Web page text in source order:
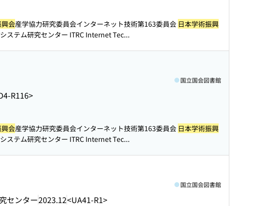
会産学協力研究委員会インターネット技術第163委員会 日本学術振興
ステム研究センター ITRC Internet Tec...
R116>
国立国会図書館
会産学協力研究委員会インターネット技術第163委員会 日本学術振興
ステム研究センター ITRC Internet Tec...
センター2023.12<UA41-R1>
国立国会図書館